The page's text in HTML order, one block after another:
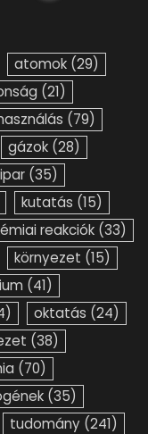
atomok (29)
(21)
(79)
gázok (28)
ipar (35)
kutatás (15)
reakciók (33)
környezet (15)
(41)
oktatás (24)
(38)
(70)
(35)
tudomány (241)